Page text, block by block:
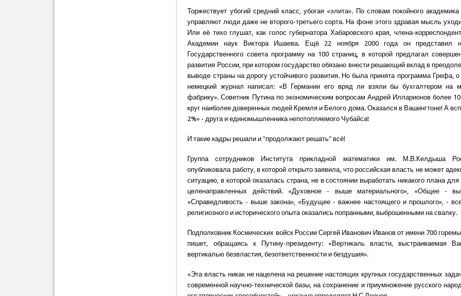
Торжествует убогий средний класс, убогая «элита». По словам покойного
управляют люди даже не второго-третьего сорта. На фоне этого здравая мысль
Или её тихо глушат, как голос губернатора Хабаровского края, члена-
Академии наук Виктора Ишаева. Ещё 22 ноября 2000 года он представил
Государственного совета программу на 100 страниц, в которой предлагал
развития России, при котором государство обязано внести решающий вклад в
выводе страны на дорогу устойчивого развития. Но была принята программа Грефа,
немецкий журнал написал: «В Германии его вряд ли взяли бы бухгалтером на
фабрику». Советник Путина по экономическим вопросам Андрей Илларионов более
круг наиболее доверенных людей Кремля и Белого дома. Оказался в Вашингтоне! А
2%» - друга и единомышленника непотопляемого Чубайса!
И такие кадры решали и "продолжают решать" всё!
Группа сотрудников Института прикладной математики им. М.В.Келдыша
опубликовала работу, в которой открыто заявила, что российская власть не может
ситуацию, в которой оказалась страна, не в состоянии выработать никакого плана
целенаправленных действий. «Духовное - выше материального», «Общее -
«Справедливость - выше закона», «Будущее - важнее настоящего и прошлого», -
религиозного и исторического опыта оказались попранными, выброшенными на свалку.
Подполковник Космических войск России Сергей Иванович Иванов от имени 700
пишет, обращаясь к Путину-президенту: «Вертикаль власти, выстраиваемая
вертикалью безвластия, безответственности и бездушия».
«Эта власть никак не нацелена на решение настоящих крупных государственных
современной научно-технической базы, на сохранение и приумножение русского